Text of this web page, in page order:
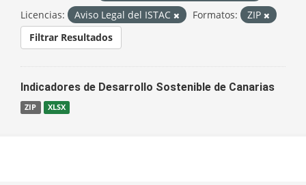
Licencias:
Aviso Legal del ISTAC Formatos:
ZIP
Filtrar Resultados
Indicadores de Desarrollo Sostenible de Canarias
ZIP XLSX